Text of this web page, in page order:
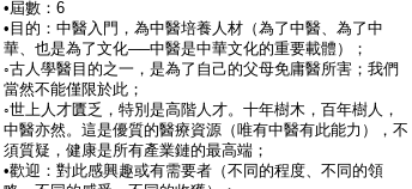
•屆數：6
•目的：中醫入門，為中醫培養人材（為了中醫、為了中
華、也是為了文化──中醫是中華文化的重要載體）；
◦古人學醫目的之一，是為了自己的父母免庸醫所害；我們
當然不能僅限於此；
◦世上人才匱乏，特別是高階人才。十年樹木，百年樹人，
中醫亦然。這是優質的醫療資源（唯有中醫有此能力），不
須質疑，健康是所有產業鏈的最高端；
•歡迎：對此感興趣或有需要者（不同的程度、不同的領